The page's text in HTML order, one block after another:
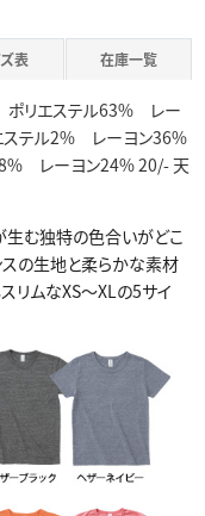
表 在庫一覧
ポリエステル63% レー
ステル2% レーヨン36%
レーヨン24% 20/- 天
生む独特の色合いがどこ
スの生地と柔らかな素材
リムなXS～XLの5サイ